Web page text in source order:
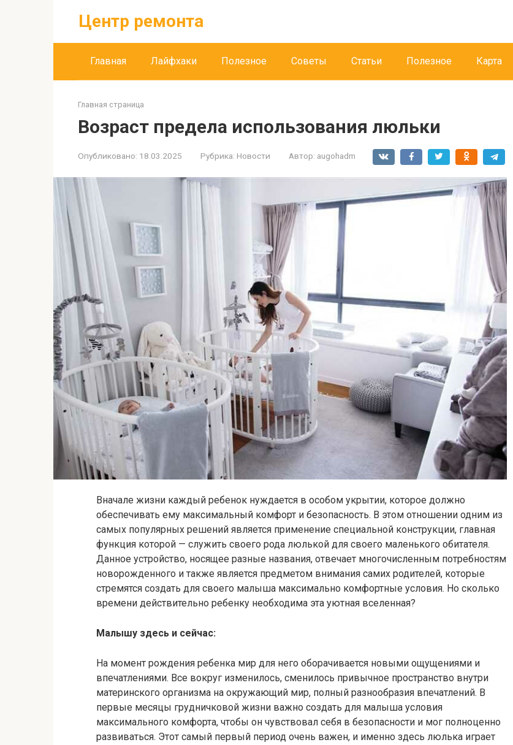
Центр ремонта
Главная Лайфхаки Полезное Советы Статьи Полезное Карта
Главная страница
Возраст предела использования люльки
Опубликовано: 18.03.2025 Рубрика: Новости Автор: augohadm
Вначале жизни каждый ребенок нуждается в особом укрытии, которое должно
обеспечивать ему максимальный комфорт и безопасность. В этом отношении одним из
самых популярных решений является применение специальной конструкции, главная
функция которой — служить своего рода люлькой для своего маленького обитателя.
Данное устройство, носящее разные названия, отвечает многочисленным потребностям
новорожденного и также является предметом внимания самих родителей, которые
стремятся создать для своего малыша максимально комфортные условия. Но сколько
времени действительно ребенку необходима эта уютная вселенная?
Малышу здесь и сейчас:
На момент рождения ребенка мир для него оборачивается новыми ощущениями и
впечатлениями. Все вокруг изменилось, сменилось привычное пространство внутри
материнского организма на окружающий мир, полный разнообразия впечатлений. В
первые месяцы грудничковой жизни важно создать для малыша условия
максимального комфорта, чтобы он чувствовал себя в безопасности и мог полноценно
развиваться. Этот самый первый период очень важен, и именно здесь люлька играет